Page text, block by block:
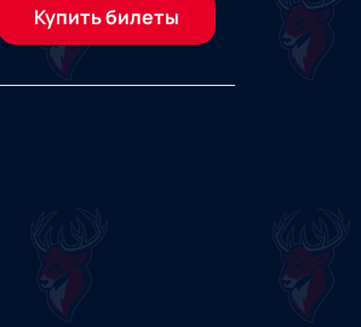
Купить билеты